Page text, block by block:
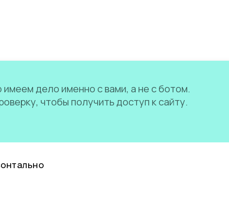
дело именно с вами, а не с ботом.
чтобы получить доступ к сайту.